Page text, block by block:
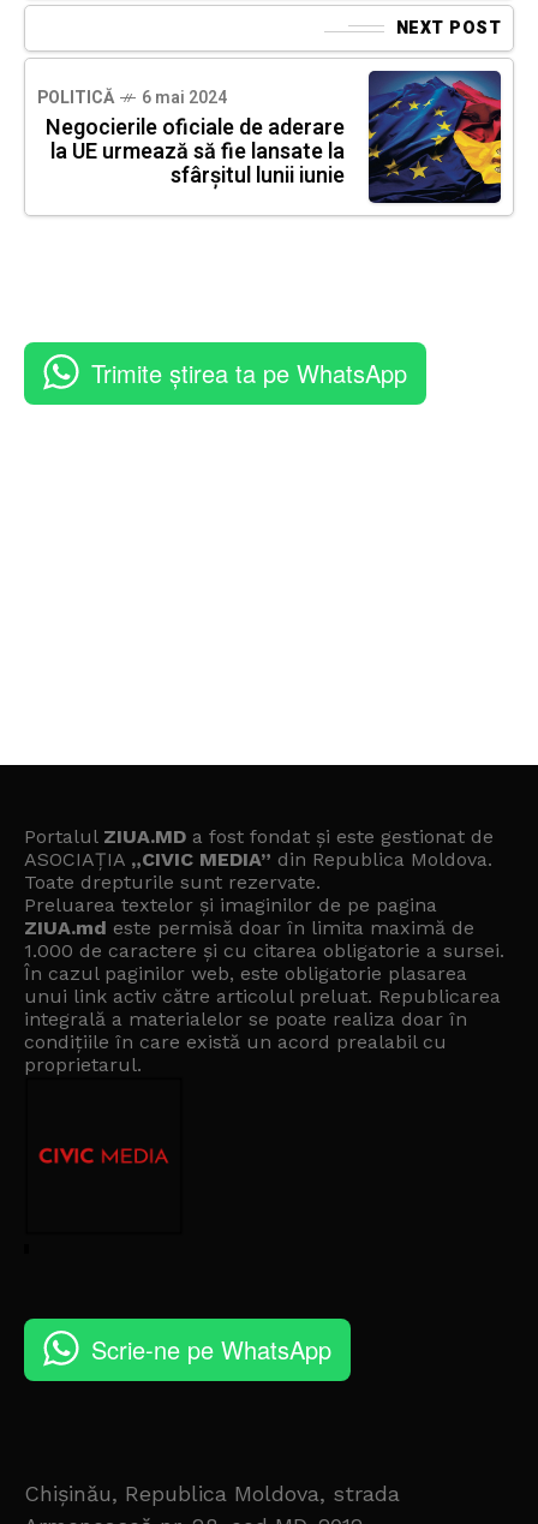
NEXT POST
POLITICĂ 6 mai 2024
Negocierile oficiale de aderare
la UE urmează să fie lansate la
sfârșitul lunii iunie
Trimite știrea ta pe WhatsApp
Portalul ZIUA.MD a fost fondat și este gestionat de
ASOCIAȚIA „CIVIC MEDIA” din Republica Moldova.
Toate drepturile sunt rezervate.
Preluarea textelor și imaginilor de pe pagina
ZIUA.md este permisă doar în limita maximă de
1.000 de caractere și cu citarea obligatorie a sursei.
În cazul paginilor web, este obligatorie plasarea
unui link activ către articolul preluat. Republicarea
integrală a materialelor se poate realiza doar în
condițiile în care există un acord prealabil cu
proprietarul.
Scrie-ne pe WhatsApp
Chișinău, Republica Moldova, strada